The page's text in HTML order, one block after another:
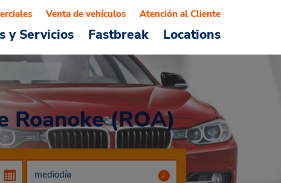
y Servicios Fastbreak Locations
Venta de vehículos Atención al Cliente
(ROA)